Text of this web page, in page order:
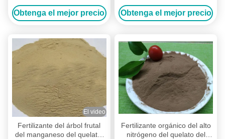
en agua foliar del fertilizante
de NPK
Obtenga el mejor precio
árbol frutal con aminoácidos
en plantas
Obtenga el mejor precio
El video
Fertilizante del árbol frutal
del manganeso del quelato,
Fertilizante orgánico del alto
nitrógeno del quelato del